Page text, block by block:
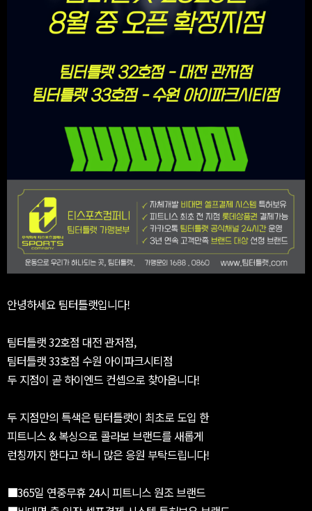
안녕하세요 팀터틀랫입니다!
팀터틀랫 32호점 대전 관저점,
팀터틀랫 33호점 수원 아이파크시티점
두 지점이 곧 하이엔드 컨셉으로 찾아옵니다!
두 지점만의 특색은 팀터틀랫이 최초로 도입 한
피트니스 & 복싱으로 콜라보 브랜드를 새롭게
런칭까지 한다고 하니 많은 응원 부탁드립니다!
■365일 연중무휴 24시 피트니스 원조 브랜드